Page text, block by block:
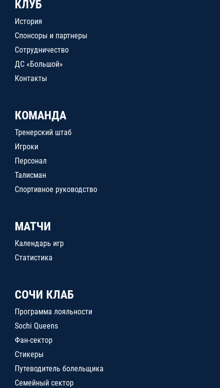
КЛУБ
История
Спонсоры и партнеры
Сотрудничество
ДС «Большой»
Контакты
КОМАНДА
Тренерский штаб
Игроки
Персонал
Талисман
Спортивное руководство
МАТЧИ
Календарь игр
Статистика
СОЧИ КЛАБ
Программа лояльности
Sochi Queens
Фан-сектор
Стикеры
Путеводитель болельщика
Семейный сектор